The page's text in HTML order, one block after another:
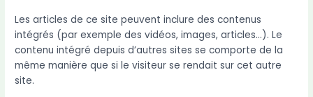
Les articles de ce site peuvent inclure des contenus
intégrés (par exemple des vidéos, images, articles…). Le
contenu intégré depuis d’autres sites se comporte de la
même manière que si le visiteur se rendait sur cet autre
site.